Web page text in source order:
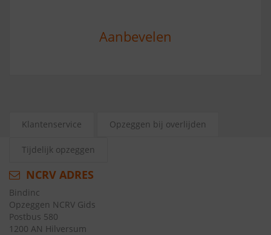
Aanbevelen
Klantenservice Opzeggen bij overlijden
Tijdelijk opzeggen
NCRV ADRES
Bindinc
Opzeggen NCRV Gids
Postbus 580
1200 AN Hilversum